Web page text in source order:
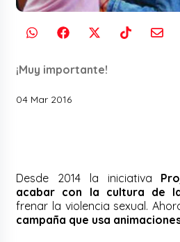
¡Muy importante!
04 Mar 2016
Desde 2014 la iniciativa
acabar con la cultura de
frenar la violencia sexual.
campaña que usa